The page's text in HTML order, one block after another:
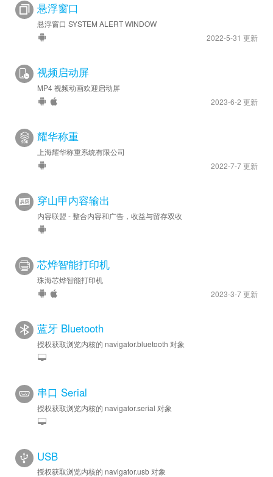
悬浮窗口
悬浮窗口 SYSTEM ALERT WINDOW
2022-5-31 更新
视频启动屏
MP4 视频动画欢迎启动屏
2023-6-2 更新
耀华称重
上海耀华称重系统有限公司
2022-7-7 更新
穿山甲内容输出
内容联盟 - 整合内容和广告，收益与留存双收
芯烨智能打印机
珠海芯烨智能打印机
2023-3-7 更新
蓝牙 Bluetooth
授权获取浏览内核的 navigator.bluetooth 对象
串口 Serial
授权获取浏览内核的 navigator.serial 对象
USB
授权获取浏览内核的 navigator.usb 对象